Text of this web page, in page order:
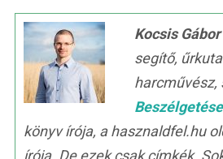
Kocsis Gábor
segítő,
harcművész,
könyv írója, a hasznaldfel.hu
írója. De ezek csak címkék.